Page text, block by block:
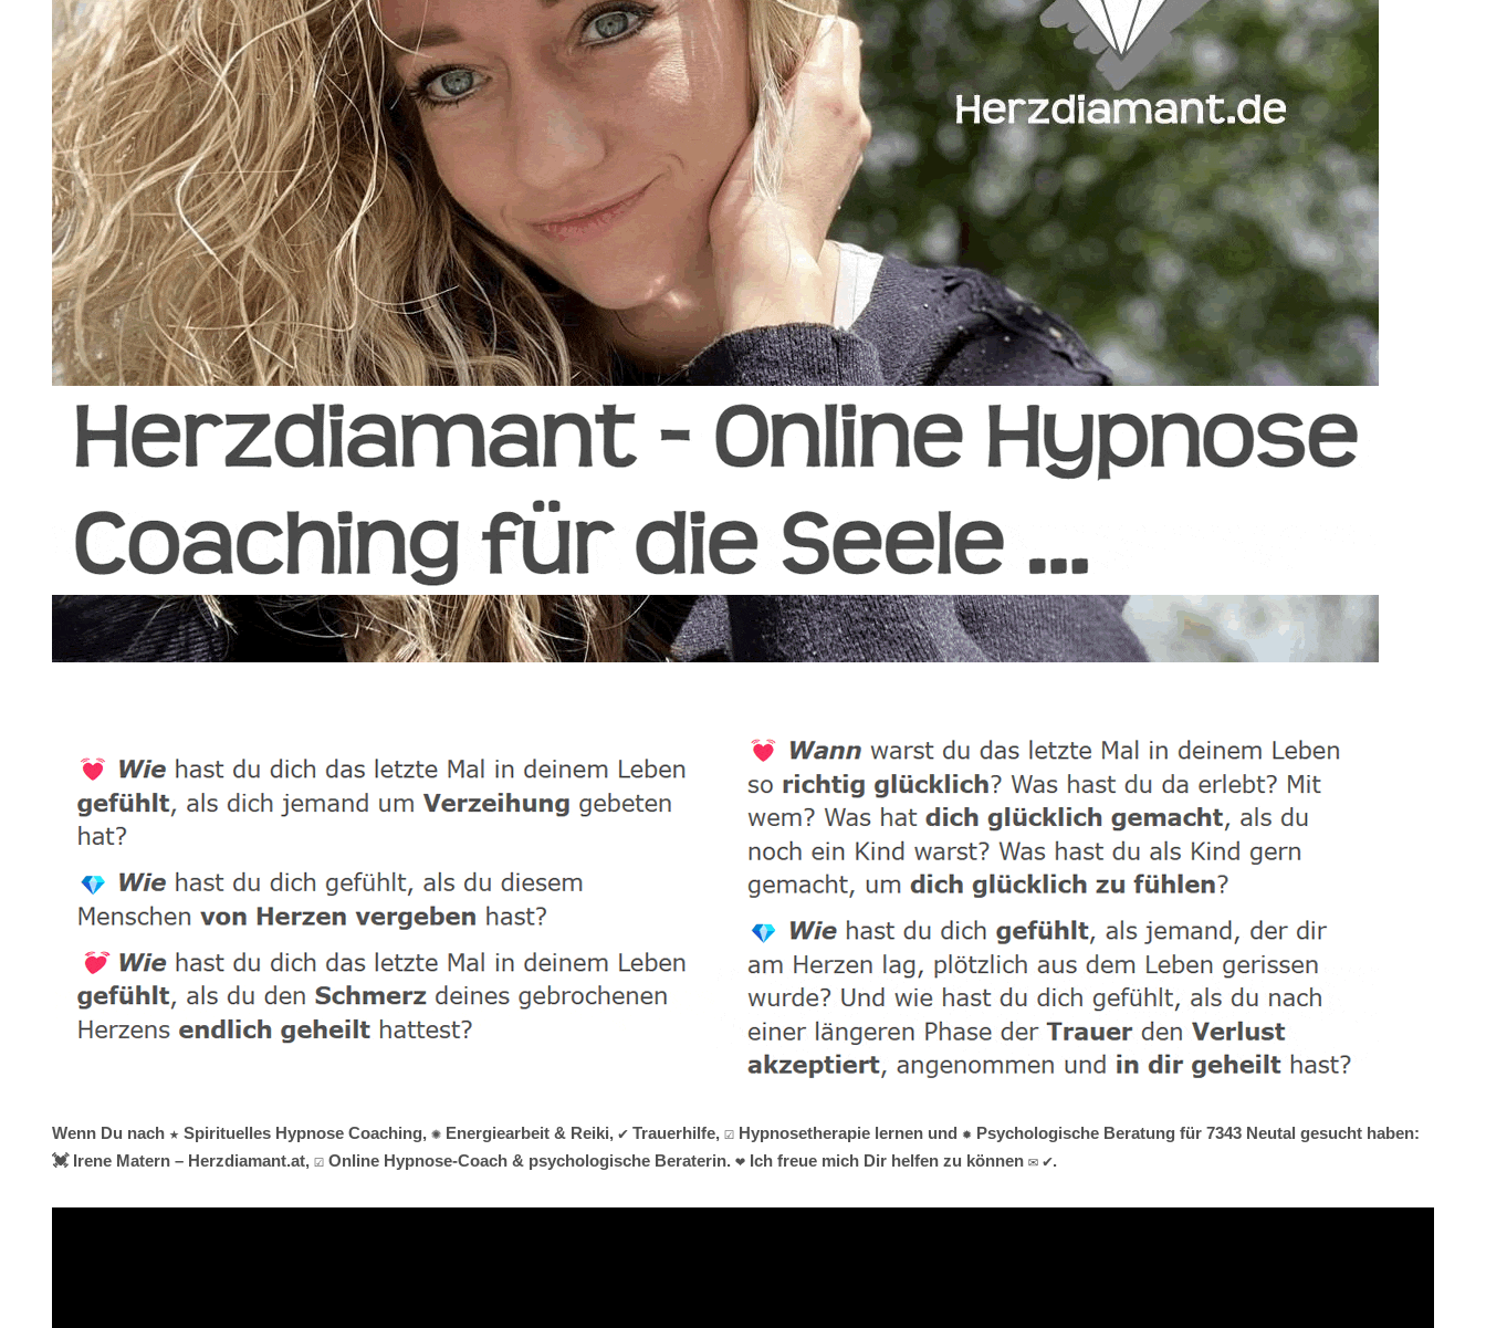
Wenn Du nach ★ Spirituelles Hypnose Coaching, ✺ Energiearbeit & Reiki, ✔️ Trauerhilfe, ☑️ Hypnosetherapie lernen und ✹ Psychologische Beratung für 7343 Neutal gesucht haben:
💓️ Irene Matern – Herzdiamant.at, ☑️ Online Hypnose-Coach & psychologische Beraterin. ❤ Ich freue mich Dir helfen zu können ✉ ✔.